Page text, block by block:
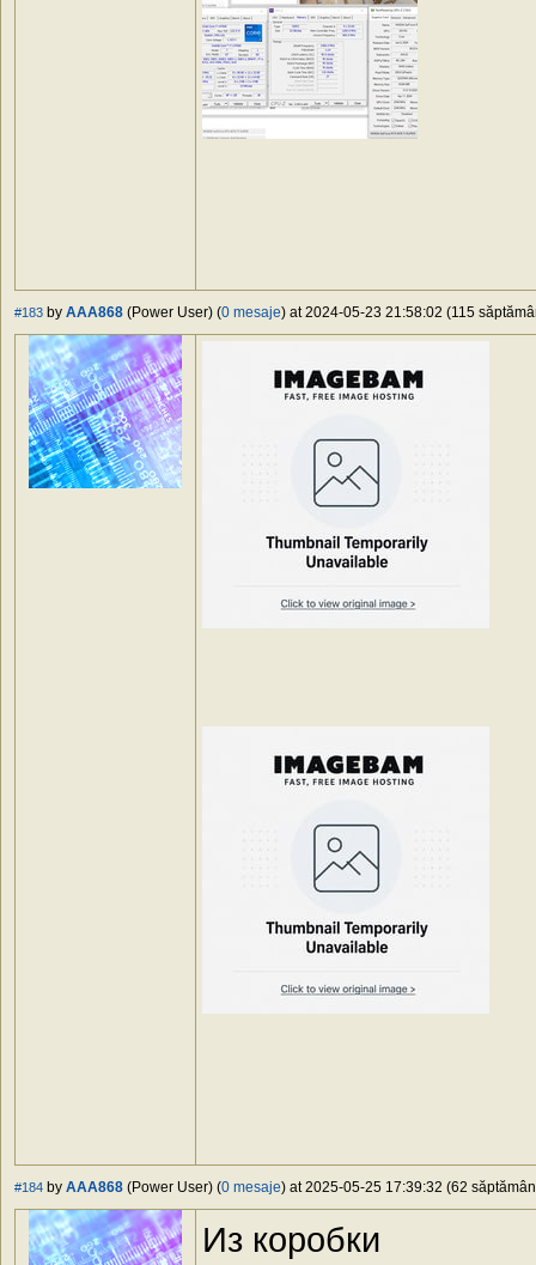
#183 by AAA868 (Power User) (0 mesaje) at 2024-05-23 21:58:02 (115
#184 by AAA868 (Power User) (0 mesaje) at 2025-05-25 17:39:32 (62
Из коробки